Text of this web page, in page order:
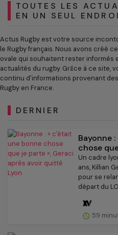
TOUTES LES
EN UN SEUL
Actus Rugby est votre source
le Rugby français. Nous avons créé
ovale qui souhaitent rester informés
actualités du rugby. Grâce à ce site,
continu d'informations provenant
Rugby en France.
DERNIER
Bayonne
chose
Un cadre
ans, Killian
pour se
départ du
59